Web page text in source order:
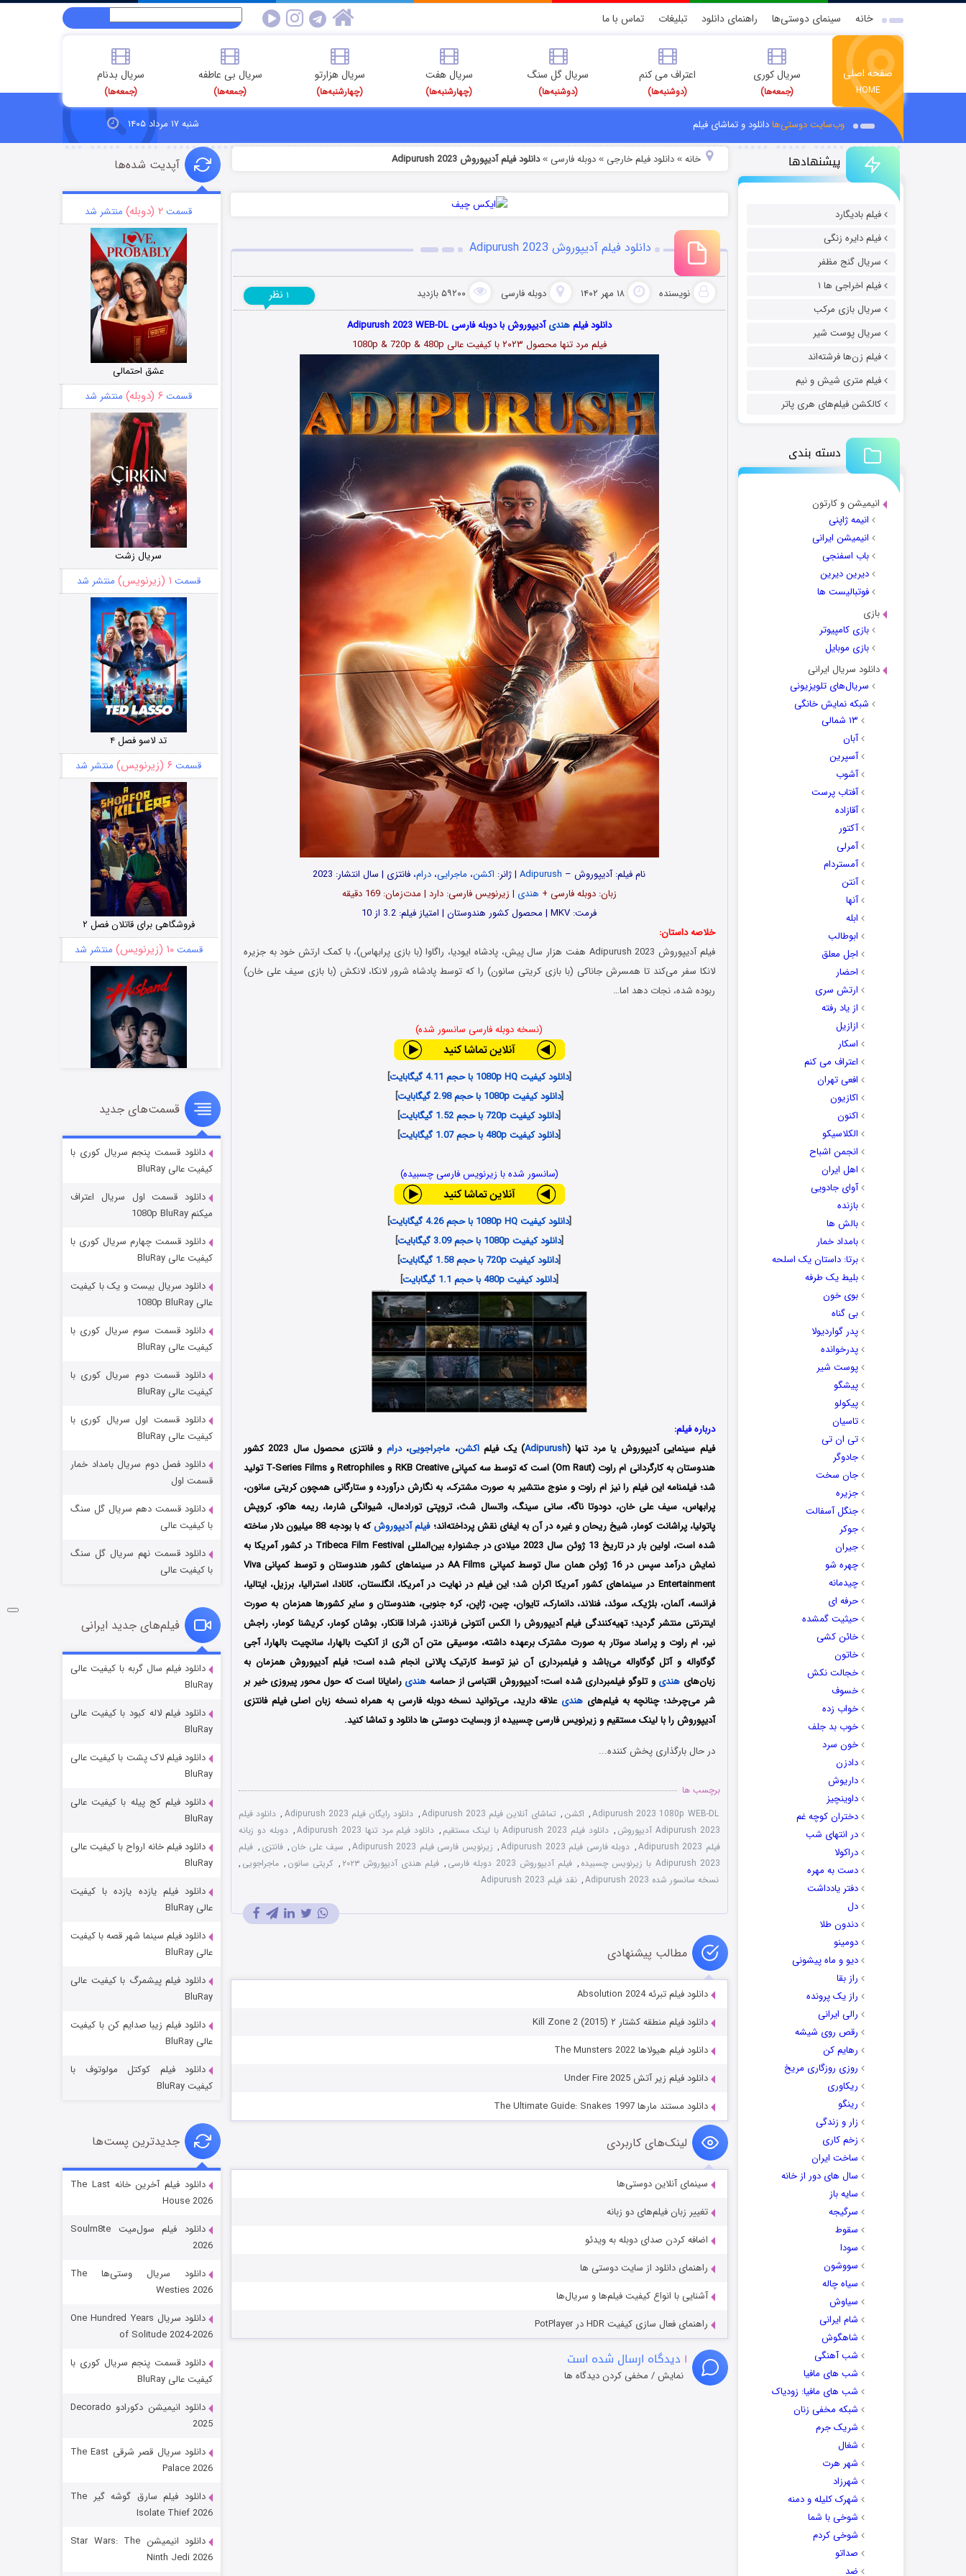
خانه سینمای دوستی‌ها راهنمای دانلود تبلیغات تماس با ما
صفحه اصلی
HOME
سریال کوری
(جمعه‌ها)
اعتراف می کنم
(دوشنبه‌ها)
سریال گل سنگ
(دوشنبه‌ها)
سریال هفت
(چهارشنبه‌ها)
سریال هزارتو
(چهارشنبه‌ها)
سریال بی عاطفه
(جمعه‌ها)
سریال بدنام
(جمعه‌ها)
وب‌سایت دوستی‌هادانلود و تماشای فیلم شنبه ۱۷ مرداد ۱۴۰۵
پیشنهادها
فیلم بادیگارد
فیلم دایره زنگی
سریال گنج مظفر
فیلم اخراجی ها ۱
سریال بازی مرکب
سریال پوست شیر
فیلم زن‌ها فرشته‌اند
فیلم متری شیش و نیم
کالکشن فیلم‌های هری پاتر
دسته بندی
انیمیشن و کارتون
انیمه ژاپنی
انیمیشن ایرانی
باب اسفنجی
دیرین دیرین
فوتبالیست ها
بازی
بازی کامپیوتر
بازی موبایل
دانلود سریال ایرانی
سریال‌های تلویزیونی
شبکه نمایش خانگی
۱۳ شمالی
آبان
آسپرین
آشوب
آفتاب پرست
آقازاده
آکتور
آمرلی
آمستردام
آنتن
آنها
ابله
ابوطالب
اجل معلق
احضار
ارتش سری
از یاد رفته
ازازیل
اسکار
اعتراف می کنم
افعی تهران
اکازیون
اکنون
الکلاسیکو
انجمن اشباح
اهل ایران
آوای جادویی
بازنده
بالش ها
بامداد خمار
برتا: داستان یک اسلحه
بلیط یک‌‌ طرفه
بوی خون
بی گناه
پدر گواردیولا
پدرخوانده
پوست شیر
پیشگو
پیکولو
تاسیان
تی ان تی
جادوگر
جان سخت
جزیره
جنگل آسفالت
جوکر
جیران
چهره شو
چیدمانه
حرفه ای
حیثیت گمشده
خائن کشی
خاتون
خجالت نکش
خسوف
خواب زده
خوب بد جلف
خون سرد
دادزن
داریوش
داوینچیز
دختران کوچه غم
در انتهای شب
دراکولا
دست به مهره
دفتر یادداشت
دل
دندون طلا
دومینو
دیو و ماه پیشونی
راز بقا
راز یک پرونده
رالی ایرانی
رقص روی شیشه
رهایم کن
روزی روزگاری مریخ
ریکاوری
رینگو
زار و زندگی
زخم کاری
ساخت ایران
سال های دور از خانه
سایه باز
سرگیجه
سقوط
سودا
سووشون
سیاه چاله
سیاوش
شام ایرانی
شاهگوش
شب آهنگی
شب های مافیا
شب های مافیا: زودیاک
شبکه مخفی زنان
شریک جرم
شغال
شهر هرت
شهرزاد
شهرک کلیله و دمنه
شوخی با شما
شوخی کردم
صداتو
ضد
خانه» دانلود فیلم خارجی » دوبله فارسی »دانلود فیلم آدیپوروش Adipurush 2023
دانلود فیلم آدیپوروش Adipurush 2023
نویسنده ۱۸ مهر ۱۴۰۲ دوبله فارسی ۵۹۲۰۰ بازدید ۱ نظر
دانلود فیلمهندیآدیپوروش با دوبله فارسی Adipurush 2023 WEB-DL
فیلم مرد تنها محصول ۲۰۲۳
با کیفیت عالی 1080p & 720p & 480p
نام فیلم:آدیپوروش – Adipurush| ژانر: اکشن، ماجرایی، درام، فانتزی | سال انتشار: 2023
زبان: دوبله فارسی + هندی | زیرنویس فارسی: دارد | مدت‌زمان: 169 دقیقه
فرمت: MKV | محصول کشور هندوستان | امتیاز فیلم: 3.2 از 10
خلاصه داستان:
فیلم آدیپوروش Adipurush 2023 هفت هزار سال پیش، پادشاه ایودیا، راگاوا (با بازی پرابهاس)، با کمک ارتش خود به جزیره
لانکا سفر می‌کند تا همسرش جاناکی (با بازی کریتی سانون) را که توسط پادشاه شرور لانکا، لانکش (با بازی سیف علی خان)
ربوده شده، نجات دهد اما…
(نسخه دوبله فارسی سانسور شده)
[دانلود کیفیت 1080p HQ با حجم 4.11 گیگابایت
]
[دانلود کیفیت 1080p با حجم 2.98 گیگابایت
]
[دانلود کیفیت 720p با حجم 1.52 گیگابایت
]
[دانلود کیفیت 480p با حجم 1.07 گیگابایت ]
(سانسور شده با زیرنویس فارسی چسبیده)
[دانلود کیفیت 1080p HQ با حجم 4.26 گیگابایت
]
[دانلود کیفیت 1080p با حجم 3.09 گیگابایت
]
[دانلود کیفیت 720p با حجم 1.58 گیگابایت
]
[دانلود کیفیت 480p با حجم 1.1 گیگابایت ]
درباره فیلم:
فیلم سینماییآدیپوروش یا مرد تنها (
Adipurush) یک فیلماکشن، ماجراجویی،درام
و فانتزی محصول سال 2023 کشور
هندوستان به کارگردانی ام راوت (Om Raut) است که توسط سه کمپانی‌ RKB Creative و Retrophiles و T-Series Films تولید
شد؛ فیلمنامه این فیلم را نیز ام راوت و منوج منتشیر به صورت مشترک، به نگارش درآورده و ستارگانی همچون کریتی سانون،
پرابهاس، سیف علی خان، دودوتا ناگه، سانی سینگ، واتسال شث، تروپتی تورادمال، شیوانگی شارما، ریمه هاکو، کروپش
پاتولیا، پراشانت کومار، شیخ ریحان و غیره در آن به ایفای نقش پرداخته‌اند؛فیلم آدیپوروش
که با بودجه 88 میلیون دلار ساخته
شده است، اولین بار در تاریخ 13 ژوئن سال 2023 میلادی در جشنواره بین‌المللی Tribeca Film Festival در کشور آمریکا به
نمایش درآمد سپس در 16 ژوئن همان سال توسط کمپانی AA Films در سینماهای کشور هندوستان و توسط کمپانی Viva
Entertainment در سینماهای کشور آمریکا اکران شد؛ این فیلم در نهایت در آمریکا، انگلستان، کانادا، استرالیا، برزیل، ایتالیا،
فرانسه، آلمان، بلژیک، سوئد، فنلاند، دانمارک، تایوان، چین، ژاپن، کره جنوبی، هندوستان و سایر کشورها همزمان به صورت
اینترنتی منتشر گردید؛ تهیه‌کنندگی فیلم آدیپوروش را الکس آنتونی فرناندز، شرادا قانکار، بوشان کومار، کریشنا کومار، راجش
نیر، ام راوت و پراساد سوتار به صورت مشترک برعهده داشته، موسیقی متن آن اثری از آنکیت بالهارا، سانچیت بالهارا، آجی
گوگاواله و آتل گوگاواله می‌باشد و فیلمبرداری آن نیز توسط کارتیک پالانی انجام شده است؛ فیلم آدیپوروش همزمان به
زبان‌های هندی و تلوگو فیلمبرداری شده است؛ آدیپوروش اقتباسی از حماسه هندی رامایانا است که حول محور پیروزی خیر بر
شر می‌چرخد؛ چنانچه به فیلم‌های هندی علاقه دارید، می‌توانید نسخه دوبله فارسی به همراه نسخه زبان اصلی فیلم فانتزی
آدیپوروش را با ‌لینک مستقیم و زیرنویس فارسی چسبیده از وبسایت دوستی ها دانلود و تماشا کنید.
در حال بارگذاری پخش کننده...
برچسب ها
Adipurush 2023 1080p WEB-DL
, اکشن , تماشای آنلاین فیلم Adipurush 2023 , دانلود رایگان فیلم Adipurush 2023 , دانلود فیلم
Adipurush 2023 آدیپوروش
, دانلود فیلم Adipurush 2023 با لینک مستقیم , دانلود فیلم مرد تنها Adipurush 2023 , دوبله دو زبانه
فیلم Adipurush 2023
, دوبله فارسی فیلم Adipurush 2023 , زیرنویس فارسی فیلم Adipurush 2023 , سیف علی خان , فانتزی , فیلم
Adipurush 2023 با زیرنویس چسبیده
, فیلم آدیپوروش 2023 دوبله فارسی , فیلم هندی آدیپوروش ۲۰۲۳ , کریتی سانون , ماجراجویی ,
نسخه سانسور شده Adipurush 2023
, نقد فیلم Adipurush 2023
مطالب پیشنهادی
دانلود فیلم تبرئه Absolution 2024
دانلود فیلم منطقه کشتار ۲ Kill Zone 2 (2015)
دانلود فیلم هیولاها The Munsters 2022
دانلود فیلم زیر آتش Under Fire 2025
دانلود مستند مارها The Ultimate Guide: Snakes 1997
لینک‌های کاربردی
سینمای آنلاین دوستی‌ها
تغییر زبان فیلم‌های دو زبانه
اضافه کردن صدای دوبله به ویدئو
راهنمای دانلود از سایت دوستی ها
آشنایی با انواع کیفیت فیلم‌ها و سریال‌ها
راهنمای فعال سازی کیفیت HDR در PotPlayer
۱ دیدگاه ارسال شده است
نمایش / مخفی کردن دیدگاه ها
آپدیت شده‌ها
قسمت ۲ (دوبله) منتشر شد
عشق احتمالی
قسمت ۶ (دوبله) منتشر شد
سریال زشت
قسمت ۱ (زیرنویس) منتشر شد
تد لاسو فصل ۴
قسمت ۶ (زیرنویس) منتشر شد
فروشگاهی برای قاتلان فصل ۲
قسمت۱۰ (زیرنویس) منتشر شد
شوهر
قسمت۸ (زیرنویس) منتشر شد
عملیات آپارتمان
مردگان متحرک: شهر مرده ۳
قسمت ۲ (زیرنویس) منتشر شد
شکست استوارت در نجات جهان
قسمت
شوگر فصل ۲
خاندان اژدها فصل ۳
قسمت
باب اسفنجی فصل ۱۷
قسمت
قسمت‌های جدید
دانلود قسمت پنجم سریال کوری با
کیفیت عالی BluRay
دانلود قسمت اول سریال اعتراف
میکنم 1080p BluRay
دانلود قسمت چهارم سریال کوری با
کیفیت عالی BluRay
دانلود سریال بیست و یک با کیفیت
عالی 1080p BluRay
دانلود قسمت سوم سریال کوری با
کیفیت عالی BluRay
دانلود قسمت دوم سریال کوری با
کیفیت عالی BluRay
دانلود قسمت اول سریال کوری با
کیفیت عالی BluRay
دانلود فصل دوم سریال بامداد خمار
قسمت اول
دانلود قسمت دهم سریال گل سنگ
با کیفیت عالی
دانلود قسمت نهم سریال گل سنگ
با کیفیت عالی
فیلم‌های جدید ایرانی
دانلود فیلم سال گربه با کیفیت عالی
BluRay
دانلود فیلم لاله کبود با کیفیت عالی
BluRay
دانلود فیلم لاک پشت با کیفیت عالی
BluRay
دانلود فیلم کج‌ پیله با کیفیت عالی
BluRay
دانلود فیلم خانه ارواح با کیفیت عالی
BluRay
دانلود فیلم یازده یازده با کیفیت
عالی BluRay
دانلود فیلم سینما شهر قصه با کیفیت
عالی BluRay
دانلود فیلم پیشمرگ با کیفیت عالی
BluRay
دانلود فیلم زیبا صدایم کن با کیفیت
عالی BluRay
دانلود فیلم کوکتل مولوتوف با
کیفیت BluRay
جدیدترین پست‌ها
دانلود فیلم آخرین خانه The Last
House 2026
دانلود فیلم سول‌میت Soulm8te
2026
دانلود سریال وستی‌ها The
Westies 2026
دانلود سریال One Hundred Years
of Solitude 2024-2026
دانلود قسمت پنجم سریال کوری با
کیفیت عالی BluRay
دانلود انیمیشن دکورادو Decorado
2025
دانلود سریال قصر شرقی The East
Palace 2026
دانلود فیلم سارق گوشه گیر The
Isolate Thief 2026
دانلود انیمیشن Star Wars: The
Ninth Jedi 2026